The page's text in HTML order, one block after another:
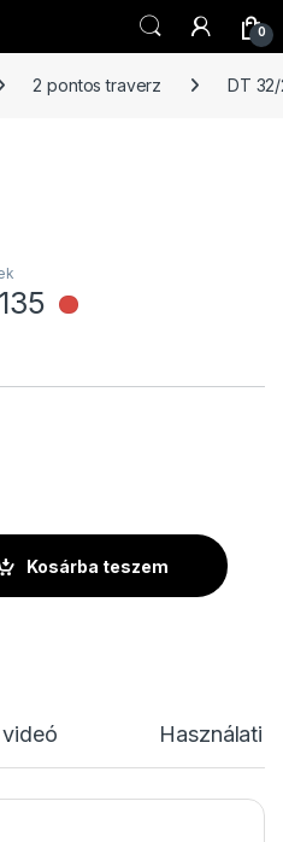
0
2 pontos traverz DT
Nincs raktáron
Kosárba teszem
Használati